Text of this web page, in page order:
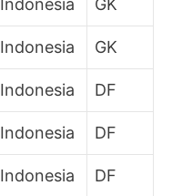
Indonesia GK
Indonesia GK
Indonesia DF
Indonesia DF
Indonesia DF